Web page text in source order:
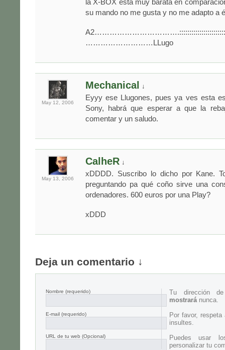
la X-BOX esta muy barata en
su mando no me gusta y no me adapto a
………………………LLugo
May 12, 2006
Mechanical ↓
Eyyy ese Llugones, pues ya ves esta
Sony, habrá que esperar a que la
comentar y un saludo.
May 13, 2006
CalheR ↓
xDDDD. Suscribo lo dicho por Kane.
preguntando pa qué coño sirve una
ordenadores. 600 euros por una Play?
xDDD
Deja un comentario ↓
Nombre (requerido)
E-mail (requerido)
URL de tu web (Opcional)
Tu dirección
mostraránunca.
Por favor,
insultes.
Puedes usar
personalizar tu